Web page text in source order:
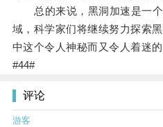
总的来说，黑洞加速是一个
域，科学家们将继续努力探索
中这个令人神秘而又令人着迷的
#44#
评论
游客